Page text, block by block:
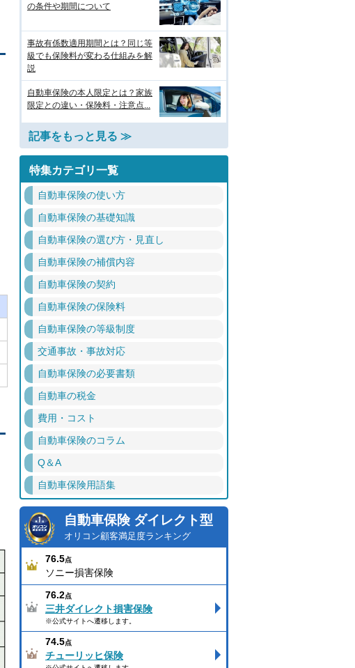
の条件や期間について
事故有係数適用期間とは？同じ等
級でも保険料が変わる仕組みを解
説
自動車保険の本人限定とは？家族
限定との違い・保険料・注意点...
記事をもっと見る ≫
特集カテゴリ一覧
自動車保険の使い方
自動車保険の基礎知識
自動車保険の選び方・見直し
自動車保険の補償内容
自動車保険の契約
自動車保険の保険料
自動車保険の等級制度
交通事故・事故対応
自動車保険の必要書類
自動車の税金
費用・コスト
自動車保険のコラム
Q＆A
自動車保険用語集
自動車保険 ダイレクト型
オリコン顧客満足度ランキング
76.5点
ソニー損害保険
76.2点
三井ダイレクト損害保険
※公式サイトへ遷移します。
74.5点
チューリッヒ保険